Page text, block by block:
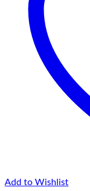
Add to Wishlist